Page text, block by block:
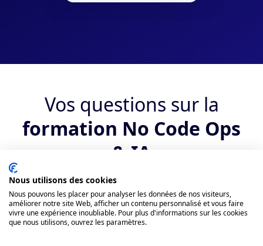
Vos questions sur la
formation No Code Ops
& IA
Qui peut suivre la formation ?
Quels sont les débouchés suite au
bootcamp No Code Ops & IA ?
Nous utilisons des cookies
Nous pouvons les placer pour analyser les données de nos visiteurs,
améliorer notre site Web, afficher un contenu personnalisé et vous faire
vivre une expérience inoubliable. Pour plus d'informations sur les cookies
que nous utilisons, ouvrez les paramètres.